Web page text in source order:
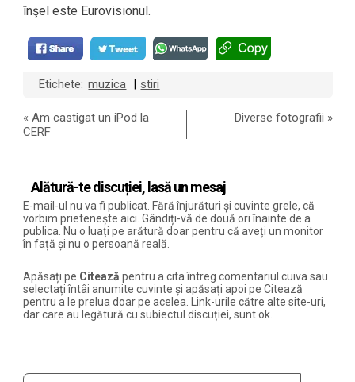
înşel este Eurovisionul.
Etichete: muzica stiri
«Am castigat un iPod la
CERF
Diverse fotografii »
Alătură-te discuției, lasă un mesaj
E-mail-ul nu va fi publicat. Fără înjurături și cuvinte grele, că
vorbim prietenește aici. Gândiți-vă de două ori înainte de a
publica. Nu o luați pe arătură doar pentru că aveți un monitor
în față și nu o persoană reală.
Apăsați pe Citează pentru a cita întreg comentariul cuiva sau
selectați întâi anumite cuvinte și apăsați apoi pe Citează
pentru a le prelua doar pe acelea. Link-urile către alte site-uri,
dar care au legătură cu subiectul discuției, sunt ok.